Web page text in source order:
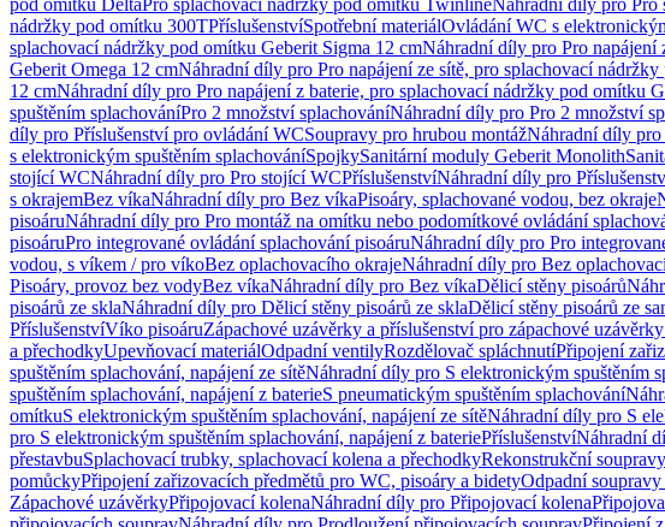
pod omítku DeltaPro splachovací nádržky pod omítku TwinlineNáhradní díly pro Pro
nádržky pod omítku 300TPříslušenstvíSpotřební materiálOvládání WC s
splachovací nádržky pod omítku Geberit Sigma 12 cmNáhradní díly pro Pro napájení
Geberit Omega 12 cmNáhradní díly pro Pro napájení ze sítě, pro splachovací
12 cmNáhradní díly pro Pro napájení z baterie, pro splachovací nádržky pod omítku
spuštěním splachováníPro 2 množství splachováníNáhradní díly pro Pro 2 množství
díly pro Příslušenství pro ovládání WCSoupravy pro hrubou montážNáhradní díly pro
s elektronickým spuštěním splachováníSpojkySanitární moduly Geberit Monolith
stojící WCNáhradní díly pro Pro stojící WCPříslušenstvíNáhradní díly pro
s okrajemBez víkaNáhradní díly pro Bez víkaPisoáry, splachované vodou, bez okraje
pisoáruNáhradní díly pro Pro montáž na omítku nebo podomítkové ovládání
pisoáruPro integrované ovládání splachování pisoáruNáhradní díly pro Pro
vodou, s víkem / pro víkoBez oplachovacího okrajeNáhradní díly pro Bez
Pisoáry, provoz bez vodyBez víkaNáhradní díly pro Bez víkaDělicí stěny pisoárů
pisoárů ze sklaNáhradní díly pro Dělicí stěny pisoárů ze sklaDělicí stěny pisoárů ze
PříslušenstvíVíko pisoáruZápachové uzávěrky a příslušenství pro zápachové uzávěrky
a přechodkyUpevňovací materiálOdpadní ventilyRozdělovač spláchnutíPřipojení
spuštěním splachování, napájení ze sítěNáhradní díly pro S elektronickým spuštěním
spuštěním splachování, napájení z baterieS pneumatickým spuštěním splachování
omítkuS elektronickým spuštěním splachování, napájení ze sítěNáhradní díly pro S
pro S elektronickým spuštěním splachování, napájení z bateriePříslušenstvíNáhradní
přestavbuSplachovací trubky, splachovací kolena a přechodkyRekonstrukční soupravy
pomůckyPřipojení zařizovacích předmětů pro WC, pisoáry a bidetyOdpadní
Zápachové uzávěrkyPřipojovací kolenaNáhradní díly pro Připojovací kolena